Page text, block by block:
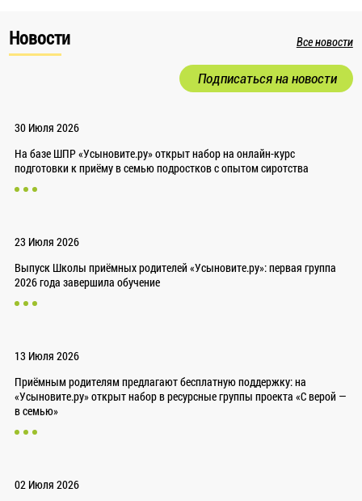
Новости Все новости
Подписаться на новости
30 Июля 2026
На базе ШПР «Усыновите.ру» открыт набор на онлайн-курс
подготовки к приёму в семью подростков с опытом сиротства
23 Июля 2026
Выпуск Школы приёмных родителей «Усыновите.ру»: первая группа
2026 года завершила обучение
13 Июля 2026
Приёмным родителям предлагают бесплатную поддержку: на
«Усыновите.ру» открыт набор в ресурсные группы проекта «С верой —
в семью»
02 Июля 2026